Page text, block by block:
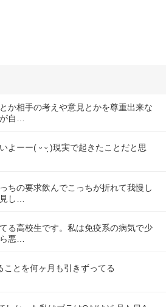
か相手の考えや意見とかを尊重出来な
自…
よーー( ᵕ ᵕ̩̩ )現実で起きたことだと思
ちの要求飲んでこっちが折れて我慢し
し…
る高校生です。私は免疫系の病気で少
悪…
とを何ヶ月も引きずってる